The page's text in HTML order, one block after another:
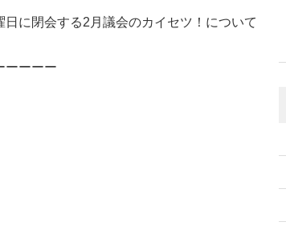
に閉会する2月議会のカイセツ！について
ーーーー